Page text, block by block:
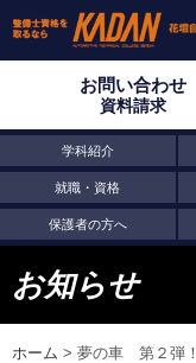
お問い合わせ
資料請求
学科紹介
就職・資格
保護者の方へ
お知らせ
ホーム > 夢の車 第２弾！